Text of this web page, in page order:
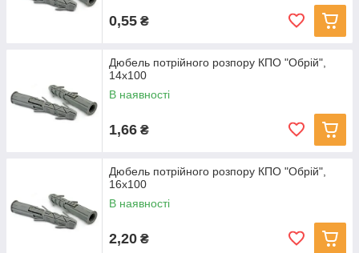
0,55 ₴
Дюбель потрійного розпору КПО "Обрій",
14x100
В наявності
1,66 ₴
Дюбель потрійного розпору КПО "Обрій",
16x100
В наявності
2,20 ₴